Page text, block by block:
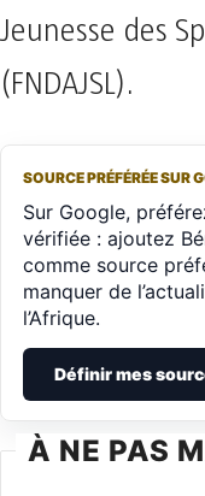
Jeunesse des
(FNDAJSL).
SOURCE PRÉFÉRÉE SUR
Sur Google,
vérifiée : ajoutez
comme source
manquer de
l’Afrique.
Définir mes
À NE PAS